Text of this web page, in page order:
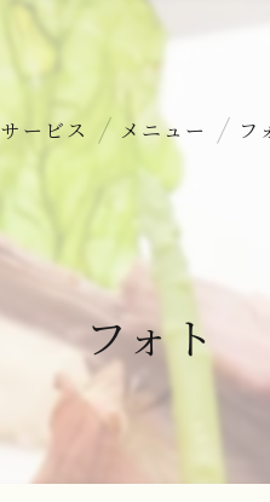
サービス メニュー フ
フォト